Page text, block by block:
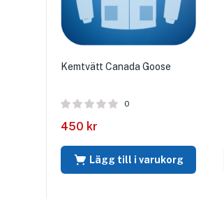
Kemtvätt Canada Goose
0
450 kr
Lägg till i varukorg